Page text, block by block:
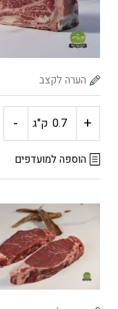
+ כמות
של
יורק
סטייק
"חי
ק"ג -
הוספה למועדפים